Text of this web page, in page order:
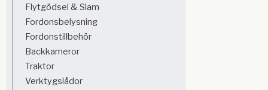
Flytgödsel & Slam
Fordonsbelysning
Fordonstillbehör
Backkameror
Traktor
Verktygslådor